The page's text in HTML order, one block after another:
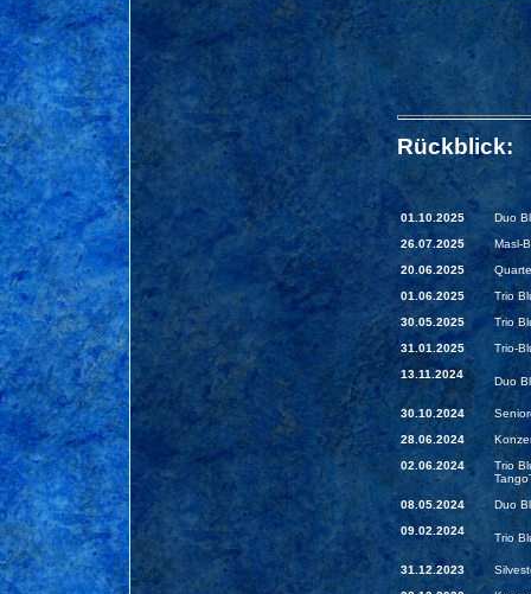
Rückblick:
01.10.2025
Duo
26.07.2025
Masl-
20.06.2025
01.06.2025
Trio
30.05.2025
Trio
31.01.2025
Trio-
13.11.2024
Duo
30.10.2024
28.06.2024
02.06.2024
Trio
08.05.2024
Duo
09.02.2024
Trio
31.12.2023